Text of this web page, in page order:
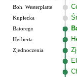
Boh. Westerplatte
Kupiecka
Batorego
Herberta
Zjednoczenia